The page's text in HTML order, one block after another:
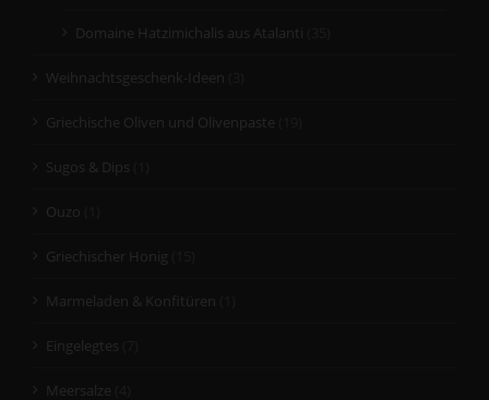
Domaine Hatzimichalis aus Atalanti
Weihnachtsgeschenk-Ideen
Griechische Oliven und Olivenpaste
Sugos & Dips
Ouzo
Griechischer Honig
Marmeladen & Konfitüren
Eingelegtes
Meersalze